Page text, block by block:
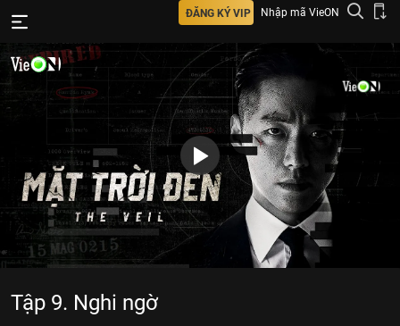
ĐĂNG KÝ VIP Nhập mã VieON
Tập 9. Nghi ngờ